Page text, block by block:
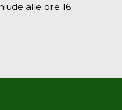
alle ore 16